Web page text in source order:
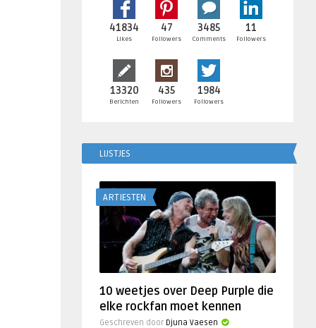
41834
Likes
47
Followers
3485
Comments
11
Followers
13320
Berichten
435
Followers
1984
Followers
LIJSTJES
ARTIESTEN
10 weetjes over Deep Purple die
elke rockfan moet kennen
Geschreven door Djuna Vaesen